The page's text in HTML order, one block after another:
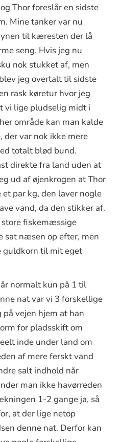
Thor foreslår en sidste
Mine tanker var nu
til kæresten der lå
seng. Hvis jeg nu
nok stukket af, men
jeg overtalt til sidste
rask køretur hvor jeg
vi lige pludselig midt i
område kan man kalde
der var nok ikke mere
totalt blød bund.
direkte fra land uden at
ud af øjenkrogen at Thor
par kg, den laver nogle
vand, da den stikker af.
fiskemæssige
sat næsen op efter, men
guldkorn til mit eget
normalt kun på 1 til
nat var vi 3 forskellige
vejen hjem at han
for pladsskift om
inde under land om
af mere ferskt vand
salt indhold når
man ikke havørreden
1-2 gange ja, så
at der lige netop
denne nat. Derfor kan